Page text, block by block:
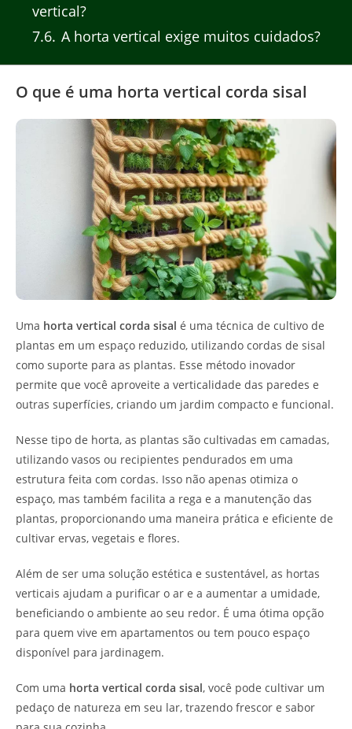
vertical?
7.6 A horta vertical exige muitos cuidados?
O que é uma horta vertical corda sisal
Uma horta vertical corda sisal é uma técnica de cultivo de
plantas em um espaço reduzido, utilizando cordas de sisal
como suporte para as plantas. Esse método inovador
permite que você aproveite a verticalidade das paredes e
outras superfícies, criando um jardim compacto e funcional.
Nesse tipo de horta, as plantas são cultivadas em camadas,
utilizando vasos ou recipientes pendurados em uma
estrutura feita com cordas. Isso não apenas otimiza o
espaço, mas também facilita a rega e a manutenção das
plantas, proporcionando uma maneira prática e eficiente de
cultivar ervas, vegetais e flores.
Além de ser uma solução estética e sustentável, as hortas
verticais ajudam a purificar o ar e a aumentar a umidade,
beneficiando o ambiente ao seu redor. É uma ótima opção
para quem vive em apartamentos ou tem pouco espaço
disponível para jardinagem.
Com uma horta vertical corda sisal, você pode cultivar um
pedaço de natureza em seu lar, trazendo frescor e sabor